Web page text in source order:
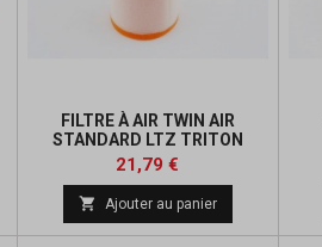
FILTRE À AIR TWIN AIR
STANDARD LTZ TRITON
Prix
21,79 €
base
 Ajouter au panier